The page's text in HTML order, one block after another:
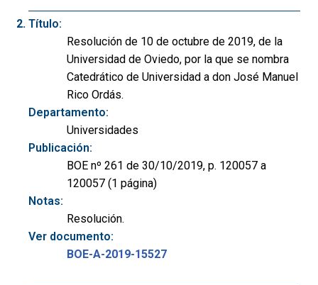
Título:
Resolución de 10 de octubre de 2019, de la
Universidad de Oviedo, por la que se nombra
Catedrático de Universidad a don José Manuel
Rico Ordás.
Departamento:
Universidades
Publicación:
BOE nº 261 de 30/10/2019, p. 120057 a
120057 (1 página)
Notas:
Resolución.
Ver documento:
BOE-A-2019-15527